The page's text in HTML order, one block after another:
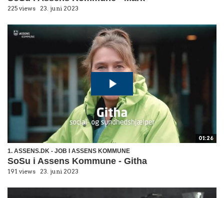
225 views 23. juni 2023
01:26
1. ASSENS.DK - JOB I ASSENS KOMMUNE
SoSu i Assens Kommune - Githa
191 views 23. juni 2023